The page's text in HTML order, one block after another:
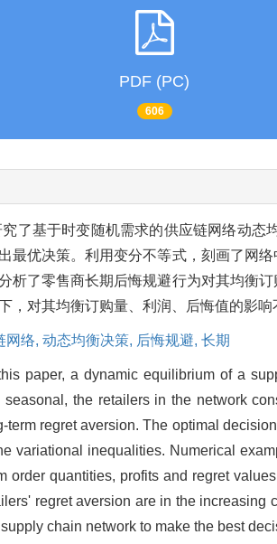
PDF (PC)
606
了基于时变随机需求的供应链网络动态
最优决策。利用变分不等式，刻画了网
析了零售商长期后悔规避行为对其均衡
，对其均衡订购量、利润、后悔值的影
网络, 动态均衡决策, 后悔规避, 长期
paper, a dynamic equilibrium of a
seasonal, the retailers in the network
term regret aversion. The optimal
variational inequalities. Numerical
order quantities, profits and regret
regret aversion are in the
chain network to make the best